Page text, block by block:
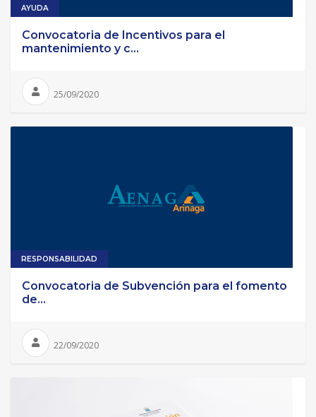
AYUDA
Convocatoria de Incentivos para el
mantenimiento y c...
25/09/2020
RESPONSABILIDAD
Convocatoria de Subvención para el fomento
de...
22/09/2020